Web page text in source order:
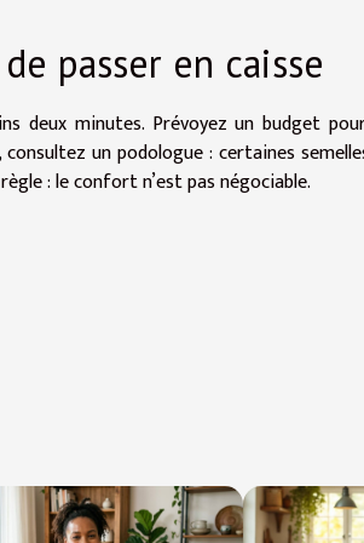
passer en caisse
deux minutes. Prévoyez un budget
consultez un podologue : certaines
: le confort n’est pas négociable.